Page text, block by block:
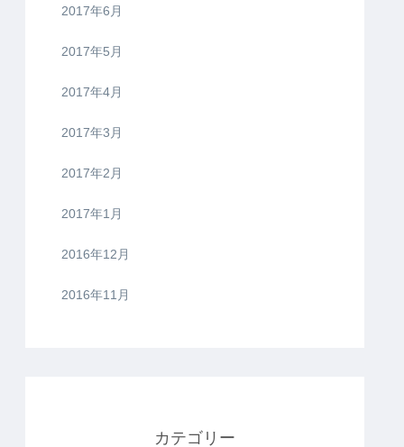
2017年6月
2017年5月
2017年4月
2017年3月
2017年2月
2017年1月
2016年12月
2016年11月
カテゴリー